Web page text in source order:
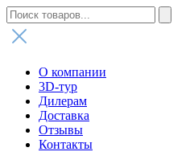
О компании
3D-тур
Дилерам
Доставка
Отзывы
Контакты